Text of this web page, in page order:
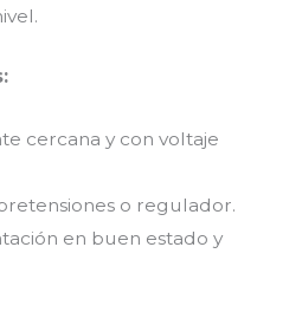
cercana y con voltaje
o regulador.
en buen estado y